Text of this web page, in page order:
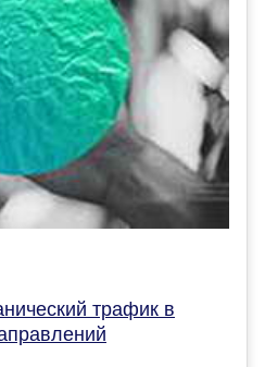
трафик в